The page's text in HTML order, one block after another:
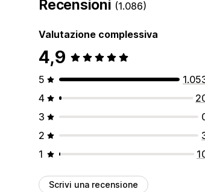
Recensioni (1.086)
Valutazione complessiva
4,9
5
4
3
2
1
Scrivi una recensione